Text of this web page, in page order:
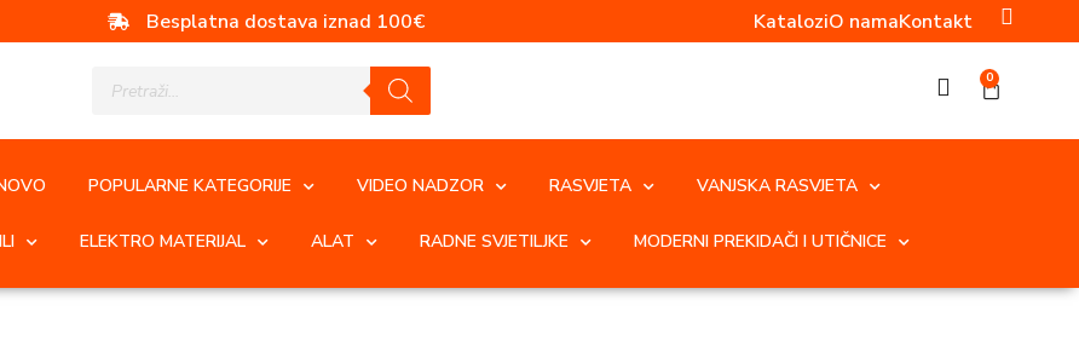
Besplatna dostava iznad 100€ KataloziO namaKontakt
0
POPULARNE KATEGORIJE VIDEO NADZOR RASVJETA VANJSKA RASVJETA
ELEKTRO MATERIJAL ALAT RADNE SVJETILJKE MODERNI PREKIDAČI I UTIČNICE